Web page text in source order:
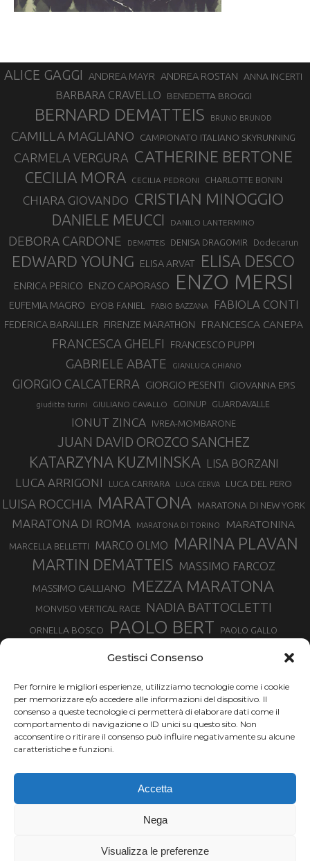
Gestisci Consenso
Per fornire le migliori esperienze, utilizziamo tecnologie come i cookie
per memorizzare e/o accedere alle informazioni del dispositivo. Il
consenso a queste tecnologie ci permetterà di elaborare dati come il
comportamento di navigazione o ID unici su questo sito. Non
acconsentire o ritirare il consenso può influire negativamente su alcune
caratteristiche e funzioni.
Accetta
Nega
Visualizza le preferenze
ALICE GAGGI ANDREA MAYR ANDREA ROSTAN ANNA INCERTI
BARBARA CRAVELLO BENEDETTA BROGGI
BERNARD DEMATTEIS BRUNO BRUNOD
CAMILLA MAGLIANO CAMPIONATO ITALIANO SKYRUNNING
CARMELA VERGURA CATHERINE BERTONE
CECILIA MORA CECILIA PEDRONI CHARLOTTE BONIN
CHIARA GIOVANDO CRISTIAN MINOGGIO
DANIELE MEUCCI DANILO LANTERMINO
DEBORA CARDONE DEMATTEIS DENISA DRAGOMIR Dodecarun
EDWARD YOUNG ELISA ARVAT ELISA DESCO
ENRICA PERICO ENZO CAPORASO ENZO MERSI
EUFEMIA MAGRO EYOB FANIEL FABIO BAZZANA FABIOLA CONTI
FEDERICA BARAILLER FIRENZE MARATHON FRANCESCA CANEPA
FRANCESCA GHELFI FRANCESCO PUPPI
GABRIELE ABATE GIANLUCA GHIANO
GIORGIO CALCATERRA GIORGIO PESENTI GIOVANNA EPIS
giuditta turini GIULIANO CAVALLO GOINUP GUARDAVALLE
IONUT ZINCA IVREA-MOMBARONE
JUAN DAVID OROZCO SANCHEZ
KATARZYNA KUZMINSKA LISA BORZANI
LUCA ARRIGONI LUCA CARRARA LUCA CERVA LUCA DEL PERO
LUISA ROCCHIA MARATONA MARATONA DI NEW YORK
MARATONA DI ROMA MARATONA DI TORINO MARATONINA
MARCELLA BELLETTI MARCO OLMO MARINA PLAVAN
MARTIN DEMATTEIS MASSIMO FARCOZ
MASSIMO GALLIANO MEZZA MARATONA
MONVISO VERTICAL RACE NADIA BATTOCLETTI
ORNELLA BOSCO PAOLO BERT PAOLO GALLO
SILVIA SERAFINI SONIA GLAREY TAVAGNASCO TOR DES GEANTS
TOUR MONVISO TRAIL TRAIL MONTE CASTO TROFEO KIMA
TURIN MARATHON URBAN ZEMMER VAL DI FASSA RUNNING
VALENTINA BELOTTI
VENICE MARATHON
XAVIER CHEVRIER
YEMAN CRIPPA
Chi siamo | Termini d'uso | Privacy |